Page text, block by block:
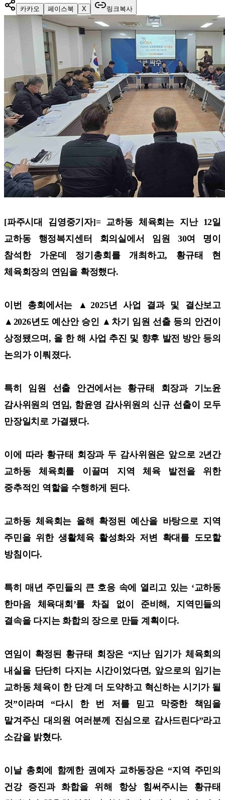
카카오 페이스북 X 링크복사
[파주시대 김영중기자]= 교하동 체육회는 지난 12일
교하동 행정복지센터 회의실에서 임원 30여 명이
참석한 가운데 정기총회를 개최하고, 황규태 현
체육회장의 연임을 확정했다.
이번 총회에서는 ▲2025년 사업 결과 및 결산보고
▲2026년도 예산안 승인 ▲차기 임원 선출 등의 안건이
상정됐으며, 올 한 해 사업 추진 및 향후 발전 방안 등의
논의가 이뤄졌다.
특히 임원 선출 안건에서는 황규태 회장과 기노윤
감사위원의 연임, 함윤영 감사위원의 신규 선출이 모두
만장일치로 가결됐다.
이에 따라 황규태 회장과 두 감사위원은 앞으로 2년간
교하동 체육회를 이끌며 지역 체육 발전을 위한
중추적인 역할을 수행하게 된다.
교하동 체육회는 올해 확정된 예산을 바탕으로 지역
주민을 위한 생활체육 활성화와 저변 확대를 도모할
방침이다.
특히 매년 주민들의 큰 호응 속에 열리고 있는 ‘교하동
한마음 체육대회’를 차질 없이 준비해, 지역민들의
결속을 다지는 화합의 장으로 만들 계획이다.
연임이 확정된 황규태 회장은 “지난 임기가 체육회의
내실을 단단히 다지는 시간이었다면, 앞으로의 임기는
교하동 체육이 한 단계 더 도약하고 혁신하는 시기가 될
것”이라며 “다시 한 번 저를 믿고 막중한 책임을
맡겨주신 대의원 여러분께 진심으로 감사드린다”라고
소감을 밝혔다.
이날 총회에 함께한 권예자 교하동장은 “지역 주민의
건강 증진과 화합을 위해 항상 힘써주시는 황규태